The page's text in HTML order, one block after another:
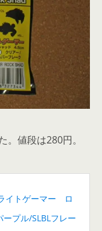
値段は280円。
イトゲーマー ロ
プル/SLBLフレー